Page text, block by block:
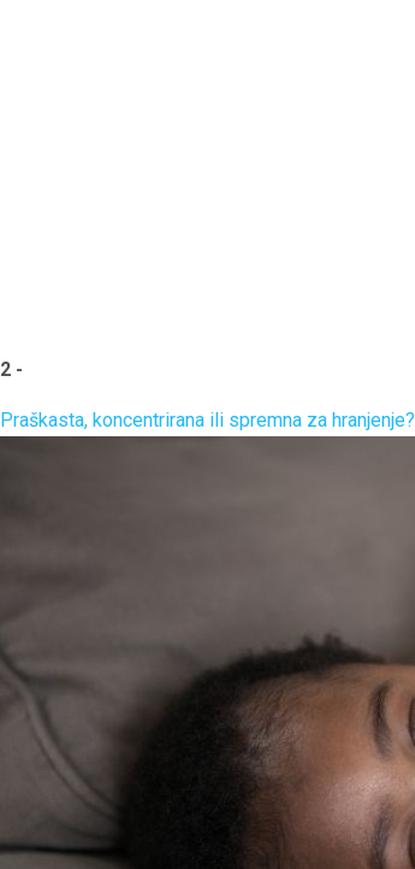
2 -
Praškasta, koncentrirana ili spremna za hranjenje?